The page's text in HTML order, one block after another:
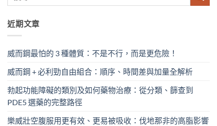
近期文章
威而鋼最怕的 3 種體質：不是不行，而是更危險！
威而鋼 + 必利勁自由組合：順序、時間差與加量全解析
勃起功能障礙的類別及如何藥物治療：從分類、篩查到
PDE5 選藥的完整路徑
樂威壯空腹服用更有效、更易被吸收：伐地那非的高脂影響